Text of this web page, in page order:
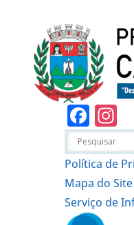
Política de
Mapa do Site
Serviço de